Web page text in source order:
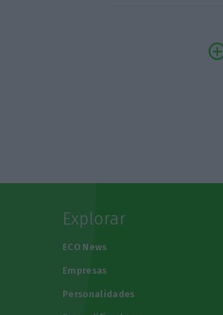
Explorar
ECO News
Empresas
Personalidades